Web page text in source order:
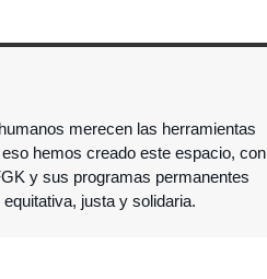
merecen las herramientas
hemos creado este espacio, con
y sus programas permanentes
justa y solidaria.